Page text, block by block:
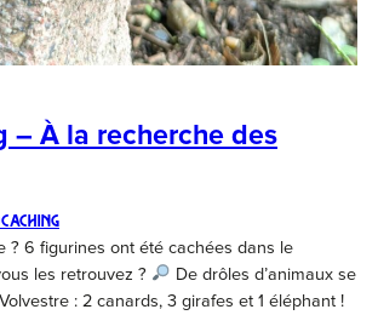
– À la recherche des
? 6 figurines ont été cachées dans le
les retrouvez ?
De drôles d’animaux se
: 2 canards, 3 girafes et 1 éléphant !